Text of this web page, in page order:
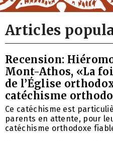
Articles
Recension:
Mont-Athos, «La
de l’Église
catéchisme
Ce catéchisme est
parents en attente, pour
catéchisme orthodoxe